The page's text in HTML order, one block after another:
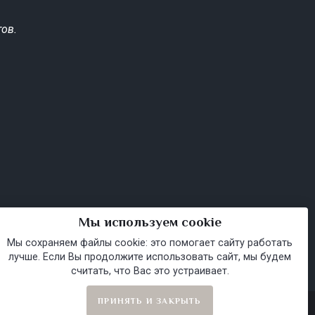
Мы используем cookie
Мы сохраняем файлы cookie: это помогает сайту работать
лучше. Если Вы продолжите использовать сайт, мы будем
считать, что Вас это устраивает.
ПРИНЯТЬ И ЗАКРЫТЬ